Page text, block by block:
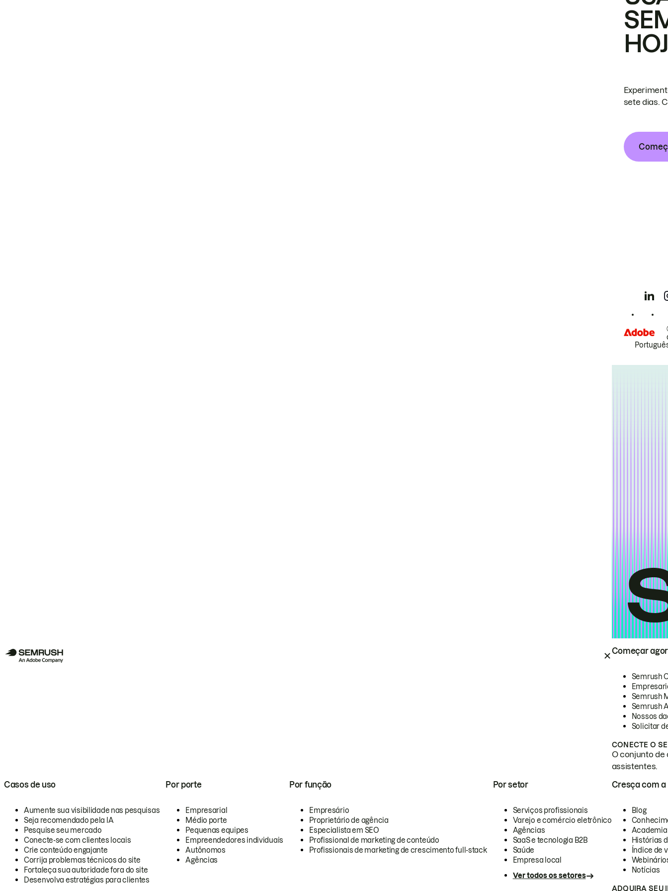
Começar
Semrush
Semrush
Semrush
Nossos
Solicitar
CONECTE O
O conjunto de
assistentes.
Casos de uso
Aumente sua visibilidade nas pesquisas
Seja recomendado pela IA
Pesquise seu mercado
Conecte-se com clientes locais
Crie conteúdo engajante
Corrija problemas técnicos do site
Fortaleça sua autoridade fora do site
Desenvolva estratégias para clientes
Por porte
Empresarial
Médio porte
Pequenas equipes
Empreendedores individuais
Autônomos
Agências
Por função
Empresário
Proprietário de agência
Especialista em SEO
Profissional de marketing de conteúdo
Profissionais de marketing de crescimento full-stack
Por setor
Serviços profissionais
Varejo e comércio eletrônico
Agências
SaaS e tecnologia B2B
Saúde
Empresa local
Ver todos os setores
Cresça com a
Blog
Academia
Histórias
Índice de
Notícias
ADQUIRA SEU
sete dias.